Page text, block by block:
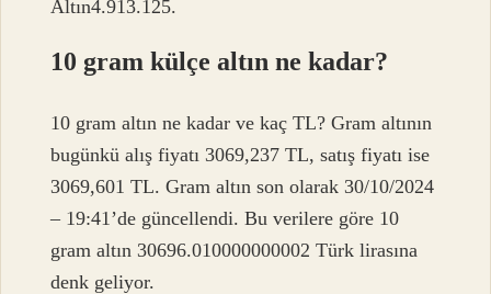
Altın4.913.125.
10 gram külçe altın ne kadar?
10 gram altın ne kadar ve kaç TL? Gram altının
bugünkü alış fiyatı 3069,237 TL, satış fiyatı ise
3069,601 TL. Gram altın son olarak 30/10/2024
– 19:41’de güncellendi. Bu verilere göre 10
gram altın 30696.010000000002 Türk lirasına
denk geliyor.